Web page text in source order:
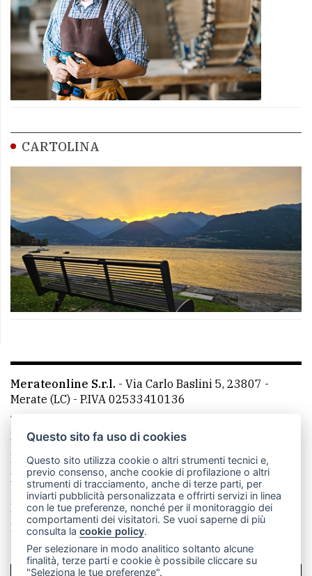
CARTOLINA
Merateonline S.r.l. - Via Carlo Baslini 5, 23807 -
Merate (LC) - P.IVA 02533410136
Telefono:
mail: redazione@leccoonline.com
La redazione
MerateOnline CasateOnline
RSS
Made by VIP
Privacy policy
Cookie policy
Rivedi le tue scelte sui cookie
Questo sito fa uso di cookies
Questo sito utilizza cookie o altri strumenti tecnici e,
previo consenso, anche cookie di profilazione o altri
strumenti di tracciamento, anche di terze parti, per
inviarti pubblicità personalizzata e offrirti servizi in linea
con le tue preferenze, nonché per il monitoraggio dei
comportamenti dei visitatori. Se vuoi saperne di più
consulta lacookie policy.
Per selezionare in modo analitico soltanto alcune
finalità, terze parti e cookie è possibile cliccare su
"Seleziona le tue preferenze".